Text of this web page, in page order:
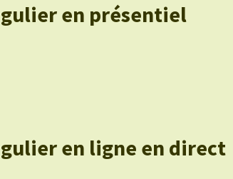
en présentiel
en ligne en direct